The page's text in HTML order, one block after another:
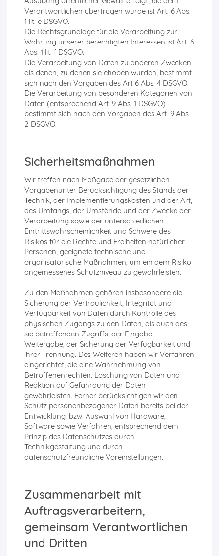
Verantwortlichen übertragen wurde ist Art. 6 Abs.
1 lit. e DSGVO.
Die Rechtsgrundlage für die Verarbeitung zur
Wahrung unserer berechtigten Interessen ist Art. 6
Abs. 1 lit. f DSGVO.
Die Verarbeitung von Daten zu anderen Zwecken
als denen, zu denen sie ehoben wurden, bestimmt
sich nach den Vorgaben des Art 6 Abs. 4 DSGVO.
Die Verarbeitung von besonderen Kategorien von
Daten (entsprechend Art. 9 Abs. 1 DSGVO)
bestimmt sich nach den Vorgaben des Art. 9 Abs.
2 DSGVO.
Sicherheitsmaßnahmen
Wir treffen nach Maßgabe der gesetzlichen
Vorgabenunter Berücksichtigung des Stands der
Technik, der Implementierungskosten und der Art,
des Umfangs, der Umstände und der Zwecke der
Verarbeitung sowie der unterschiedlichen
Eintrittswahrscheinlichkeit und Schwere des
Risikos für die Rechte und Freiheiten natürlicher
Personen, geeignete technische und
organisatorische Maßnahmen, um ein dem Risiko
angemessenes Schutzniveau zu gewährleisten.
Zu den Maßnahmen gehören insbesondere die
Sicherung der Vertraulichkeit, Integrität und
Verfügbarkeit von Daten durch Kontrolle des
physischen Zugangs zu den Daten, als auch des
sie betreffenden Zugriffs, der Eingabe,
Weitergabe, der Sicherung der Verfügbarkeit und
ihrer Trennung. Des Weiteren haben wir Verfahren
eingerichtet, die eine Wahrnehmung von
Betroffenenrechten, Löschung von Daten und
Reaktion auf Gefährdung der Daten
gewährleisten. Ferner berücksichtigen wir den
Schutz personenbezogener Daten bereits bei der
Entwicklung, bzw. Auswahl von Hardware,
Software sowie Verfahren, entsprechend dem
Prinzip des Datenschutzes durch
Technikgestaltung und durch
datenschutzfreundliche Voreinstellungen.
Zusammenarbeit mit
Auftragsverarbeitern,
gemeinsam Verantwortlichen
und Dritten